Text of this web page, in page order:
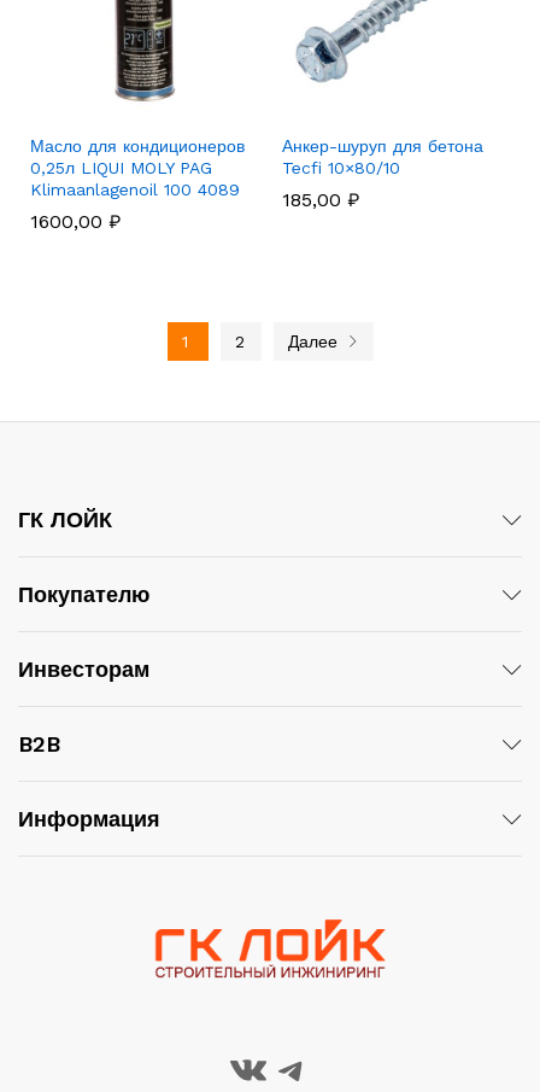
Масло для кондиционеров
0,25л LIQUI MOLY PAG
Klimaanlagenoil 100 4089
1600,00 ₽
Анкер-шуруп для бетона
Tecfi 10×80/10
185,00 ₽
1 2 Далее
ГК ЛОЙК
Покупателю
Инвесторам
B2B
Информация